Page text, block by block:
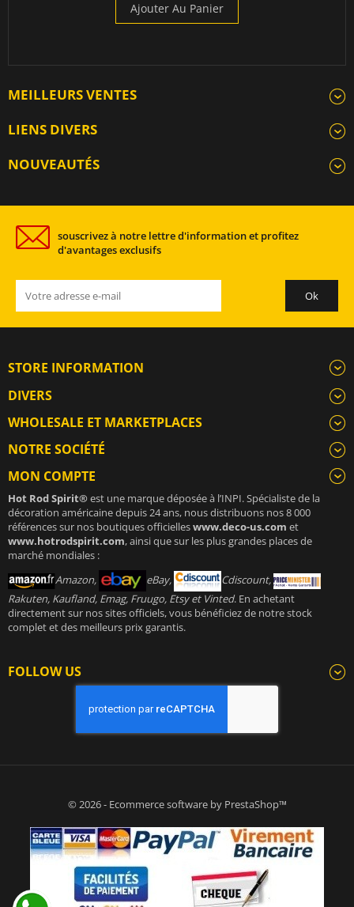
Ajouter Au Panier
MEILLEURS VENTES
LIENS DIVERS
NOUVEAUTÉS
souscrivez à notre lettre d'information et profitez
d'avantages exclusifs
STORE INFORMATION
DIVERS
WHOLESALE ET MARKETPLACES
NOTRE SOCIÉTÉ
MON COMPTE
Hot Rod Spirit®est une marque déposée à l’INPI. Spécialiste de la
décoration américaine depuis 24 ans, nous distribuons nos 8 000
références sur nos boutiques officielleswww.deco-us.com et
www.hotrodspirit.com, ainsi que sur les plus grandes places de
marché mondiales :
Amazon,
eBay,
Cdiscount,
Rakuten, Kaufland, Emag, Fruugo, Etsy et Vinted. En achetant
directement sur nos sites officiels, vous bénéficiez de notre stock
complet et des meilleurs prix garantis.
FOLLOW US
© 2026 - Ecommerce software by PrestaShop™